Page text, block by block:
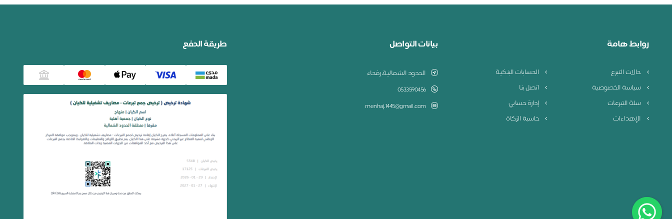
روابط هامة
حالات التبرع
الحسابات البنكية
سياسة الخصوصية
اتصل بنا
سلة التبرعات
إدارة حسابي
الإهداءات
حاسبة الزكاة
بيانات التواصل
الحدود الشمالية، رفحاء
0533590456
menhaj.1445@gmail.com
طريقة الدفع